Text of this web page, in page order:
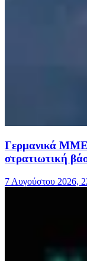
Γερμανικά
στρατιωτική
7 Αυγούστου 2026,